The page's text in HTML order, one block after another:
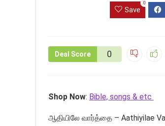
Save
0
Deal Score 0
Shop Now: Bible, songs & etc
ஆதியிலே வார்த்தை – Aathiyilae